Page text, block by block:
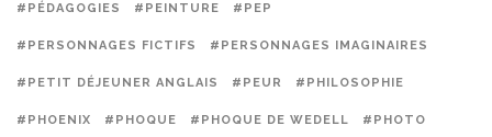
#PÉDAGOGIES #PEINTURE #PEP
#PERSONNAGES FICTIFS #PERSONNAGES IMAGINAIRES
#PETIT DÉJEUNER ANGLAIS #PEUR #PHILOSOPHIE
#PHOENIX #PHOQUE #PHOQUE DE WEDELL #PHOTO